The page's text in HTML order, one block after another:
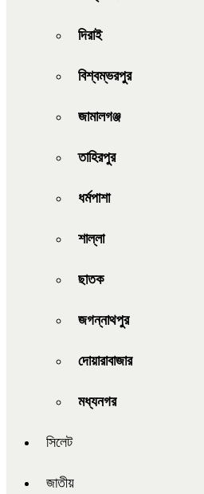
দিরাই
বিশ্বম্ভরপুর
জামালগঞ্জ
তাহিরপুর
ধর্মপাশা
শাল্লা
ছাতক
জগন্নাথপুর
দোয়ারাবাজার
মধ্যনগর
সিলেট
জাতীয়